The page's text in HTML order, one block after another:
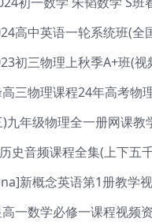
高中英语一轮系统班(全
史音频课程全集(上下五